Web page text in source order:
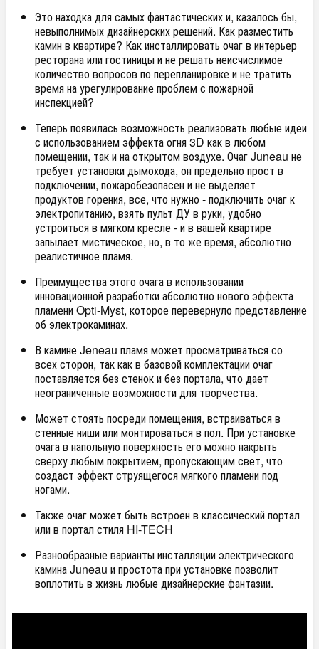
Это находка для самых фантастических и, казалось бы,
невыполнимых дизайнерских решений. Как разместить
камин в квартире? Как инсталлировать очаг в интерьер
ресторана или гостиницы и не решать неисчислимое
количество вопросов по перепланировке и не тратить
время на урегулирование проблем с пожарной
инспекцией?
Теперь появилась возможность реализовать любые идеи
с использованием эффекта огня 3D как в любом
помещении, так и на открытом воздухе. Очаг Juneau не
требует установки дымохода, он предельно прост в
подключении, пожаробезопасен и не выделяет
продуктов горения, все, что нужно - подключить очаг к
электропитанию, взять пульт ДУ в руки, удобно
устроиться в мягком кресле - и в вашей квартире
запылает мистическое, но, в то же время, абсолютно
реалистичное пламя.
Преимущества этого очага в использовании
инновационной разработки абсолютно нового эффекта
пламени Opti-Myst, которое перевернуло представление
об электрокаминах.
В камине Jeneau пламя может просматриваться со
всех сторон, так как в базовой комплектации очаг
поставляется без стенок и без портала, что дает
неограниченные возможности для творчества.
Может стоять посреди помещения, встраиваться в
стенные ниши или монтироваться в пол. При установке
очага в напольную поверхность его можно накрыть
сверху любым покрытием, пропускающим свет, что
создаст эффект струящегося мягкого пламени под
ногами.
Также очаг может быть встроен в классический портал
или в портал стиля HI-TECH
Разнообразные варианты инсталляции электрического
камина Juneau и простота при установке позволит
воплотить в жизнь любые дизайнерские фантазии.